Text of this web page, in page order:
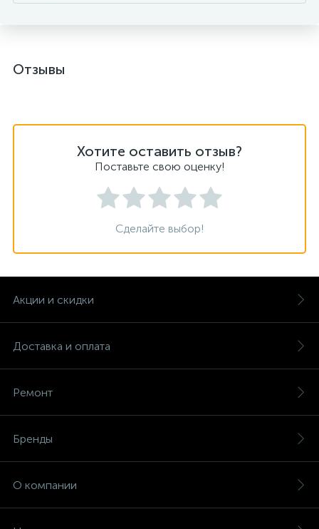
Отзывы
Хотите оставить отзыв?
Поставьте свою оценку!
Сделайте выбор!
Акции и скидки
Доставка и оплата
Ремонт
Бренды
О компании